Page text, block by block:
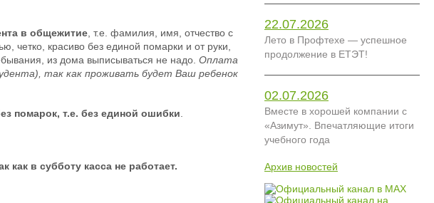
в общежитие , т.е. фамилия, имя, отчество с
четко, красиво без единой помарки и от руки,
из дома выписываться не надо. Оплата
так как проживать будет Ваш ребенок
помарок, т.е. без единой ошибки
как в субботу касса не работает.
22.07.2026
Лето в Профтехе — успешное
продолжение в ЕТЭТ!
02.07.2026
Вместе в хорошей компании с
«Азимут». Впечатляющие итоги
учебного года
Архив новостей